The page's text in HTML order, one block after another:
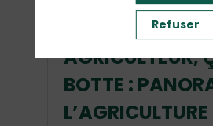
Maison de la Nouvelle-
Également en ligne
AGRICULTEUR,
BOTTE :
L’AGRICULTURE
Refuser